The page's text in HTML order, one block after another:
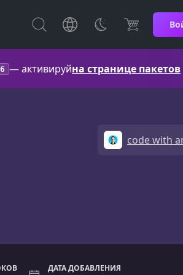
— активируйна странице пакетов
code with
ДАТА ДОБАВЛЕНИЯ